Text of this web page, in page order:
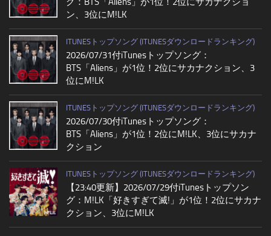
ン、3位にM!LK
ITUNESトップソング (ITUNESダウンロードランキング)
2026/07/31付iTunesトップソング：
BTS「Aliens」が1位！2位にサカナクション、3
位にM!LK
ITUNESトップソング (ITUNESダウンロードランキング)
2026/07/30付iTunesトップソング：
BTS「Aliens」が1位！2位にM!LK、3位にサカナ
クション
ITUNESトップソング (ITUNESダウンロードランキング)
【23:40更新】2026/07/29付iTunesトップソン
グ：M!LK「好きすぎて滅!」が1位！2位にサカナ
クション、3位にM!LK